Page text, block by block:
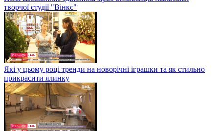
творчої студії "Вінкс"
Які у цьому році тренди на новорічні іграшки та як стильно
прикрасити ялинку